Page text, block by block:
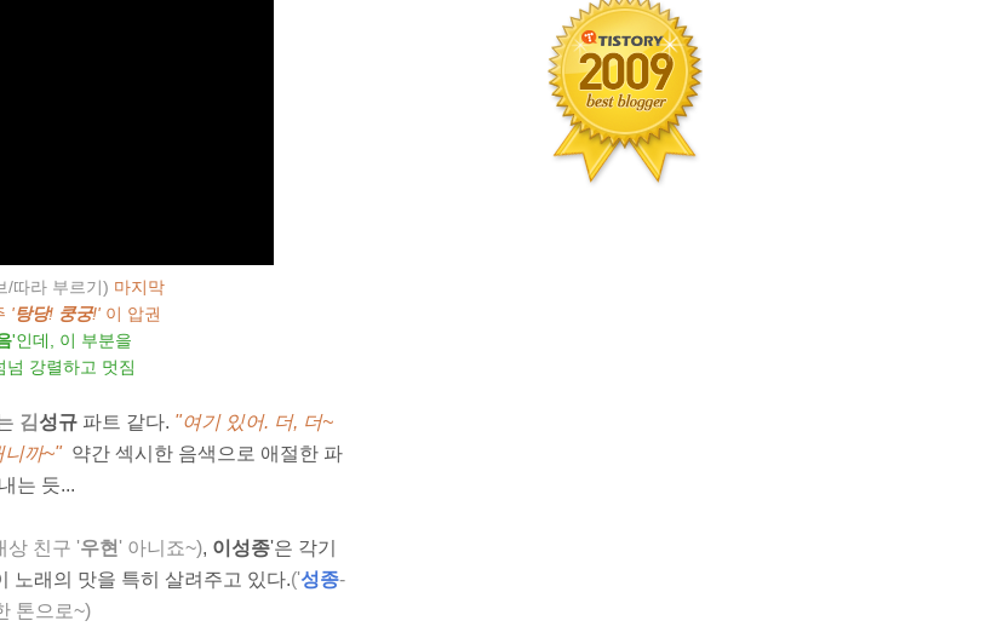
/따라 부르기) 마지막
'탕당! 쿵궁!' 이 압권
'인데, 이 부분을
넘 강렬하고 멋짐
김 성규 파트 같다. "여기 있어. 더, 더~
니까~" 약간 섹시한 음색으로 애절한 파
는 듯...
상 친구 '우현 ' 아니죠~), 이성종'은 각기
노래의 맛을 특히 살려주고 있다.('성종-
톤으로~)